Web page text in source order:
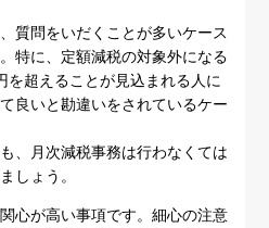
質問をいだくことが多いケース
特に、定額減税の対象外になる
を超えることが見込まれる人に
良いと勘違いをされているケー
、月次減税事務は行わなくては
しょう。
心が高い事項です。細心の注意